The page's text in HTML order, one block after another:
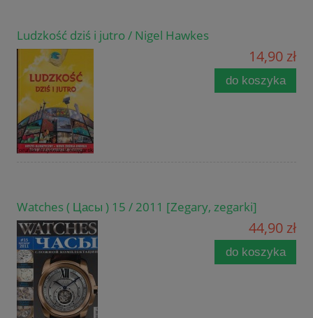
Ludzkość dziś i jutro / Nigel Hawkes
14,90 zł
do koszyka
Watches ( Цасы ) 15 / 2011 [Zegary, zegarki]
44,90 zł
do koszyka